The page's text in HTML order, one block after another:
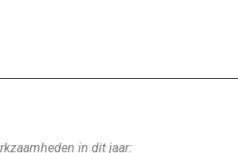
in dit jaar: